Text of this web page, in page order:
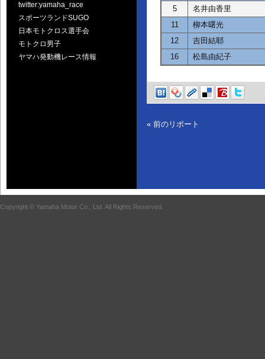
5
名井由香里
11
柳本曙光
12
吉田結耶
16
松島由紀子
« 前のリポート
twitter:yamaha_race
スポーツランドSUGO
日本モトクロス選手会
モトクロ男子
ヤマハ発動機レース情報
Copyright © Yamaha Motor Co., Ltd. All Rights Reserved.